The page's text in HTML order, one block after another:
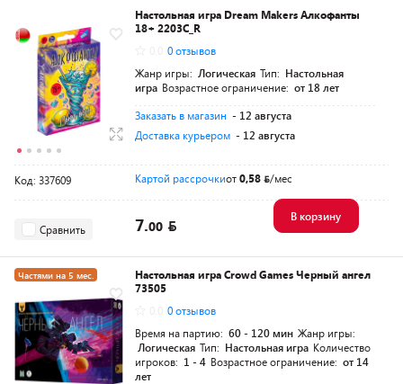
Настольная игра Dream Makers Алкофанты
18+ 2203C_R
0 отзывов
Жанр игры: Логическая Тип: Настольная
игра Возрастное ограничение: от 18 лет
Заказать в магазин - 12 августа
Доставка курьером - 12 августа
Код: 337609 Картой рассрочкиот0,58 /мес
Сравнить 7.00
В корзину
Частями на 5 мес.
Настольная игра Crowd Games Черный ангел
73505
0 отзывов
Время на партию: 60 - 120 мин Жанр игры:
Логическая Тип: Настольная игра Количество
игроков: 1 - 4 Возрастное ограничение: от 14
лет